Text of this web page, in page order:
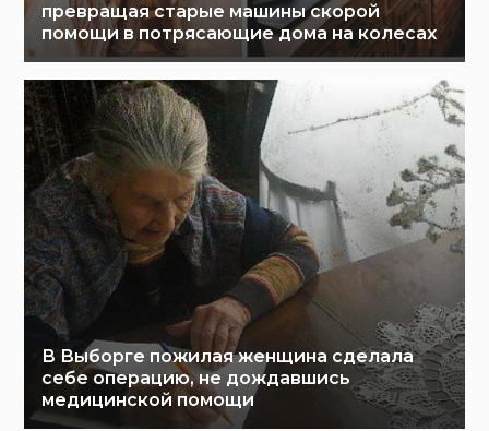
превращая старые машины скорой
помощи в потрясающие дома на колесах
В Выборге пожилая женщина сделала
себе операцию, не дождавшись
медицинской помощи